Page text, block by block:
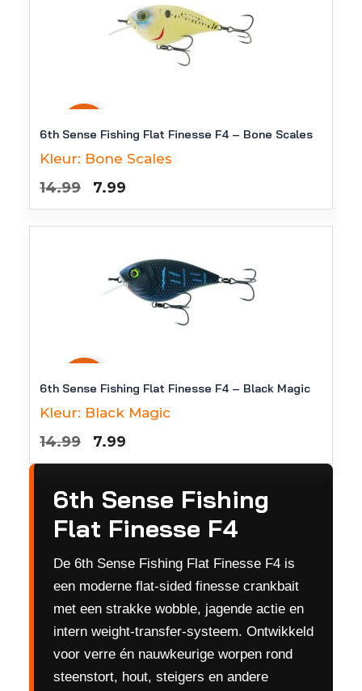
-
6th Sense Fishing Flat Finesse F4 – Bone Scales
Kleur: Bone Scales
14.99
Oorspronkelijke
prijs
was:
7.99
prijs
is:
-
6th Sense Fishing Flat Finesse F4 – Black Magic
Kleur: Black Magic
14.99
Oorspronkelijke
prijs
€14.99.
7.99
prijs
€7.99.
6th Sense Fishing
Flat Finesse F4
De 6th Sense Fishing Flat Finesse F4 is
een moderne flat-sided finesse crankbait
met een strakke wobble, jagende actie en
intern weight-transfer-systeem. Ontwikkeld
voor verre én nauwkeurige worpen rond
steenstort, hout, steigers en andere